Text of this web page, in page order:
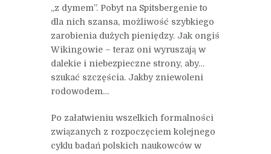
„z dymem”. Pobyt na Spitsbergenie to
dla nich szansa, możliwość szybkiego
zarobienia dużych pieniędzy. Jak ongiś
Wikingowie – teraz oni wyruszają w
dalekie i niebezpieczne strony, aby…
szukać szczęścia. Jakby zniewoleni
rodowodem…
Po załatwieniu wszelkich formalności
związanych z rozpoczęciem kolejnego
cyklu badań polskich naukowców w